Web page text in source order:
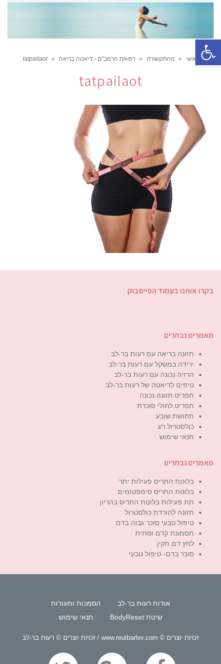
פתח סרגל נגישות
ראשי » מהתקשורת » רפואת הרמב"ם - דיאטה בריאה »
tatpailaot
tatpailaot
בקרו אותנו בעמוד הפייסבוק
מאמרים נבחרים
תזונה בריאה עם רעות בר-לב
ירידה במשקל עם רעות בר-לב
הרזיה נכונה עם רעות בר-לב
טיפים לדיאטה של רעות בר-לב
תפריט תזונה נכונה
תפריט לחולי סוכרת
תחושת שובע
כולסטרול רע
תנאי שימוש
מאמרים נבחרים
בלוטת התריס פעילות יתר
בלוטת התריס סימפטומים
תת פעילות בלוטת התריס בהריון
תזונה להורדת כולסטרול
טיפול טבעי סוכר גבוה בדם
תסמונת קדם וסתית
לחץ דם תקין
סוכר בדם- טיפול טבעי
אודות רעות בר-לב
הסמכות ותעודות
שיטת BodyReset
תנאי שימוש
זכויות יוצרים © www.reutbarlev.com / זכויות יוצרים © רעות בר-לב